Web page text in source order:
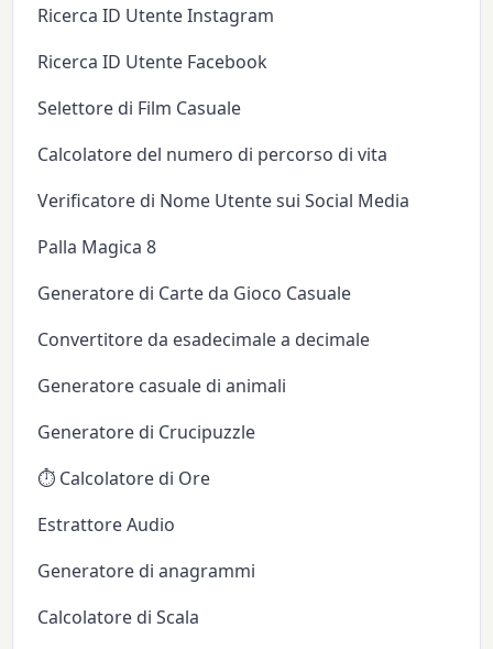
Ricerca ID Utente Instagram
Ricerca ID Utente Facebook
Selettore di Film Casuale
Calcolatore del numero di percorso di vita
Verificatore di Nome Utente sui Social Media
Palla Magica 8
Generatore di Carte da Gioco Casuale
Convertitore da esadecimale a decimale
Generatore casuale di animali
Generatore di Crucipuzzle
⏱️ Calcolatore di Ore
Estrattore Audio
Generatore di anagrammi
Calcolatore di Scala